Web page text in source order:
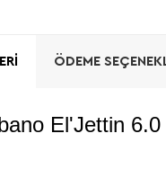
ÖDEME
El'Jettin